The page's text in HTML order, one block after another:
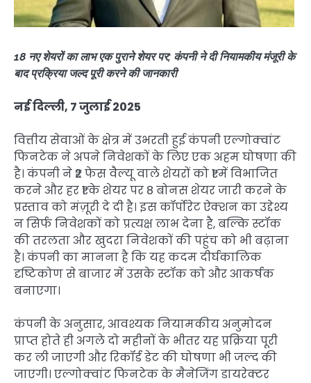
18 नए शेयरों का लाभ एक पुराने शेयर पर; कंपनी ने दी नियामकीय मंजूरी के
बाद प्रक्रिया जल्द पूरी करने की जानकारी
नई दिल्ली, 7 जुलाई 2025
वित्तीय सेवाओं के क्षेत्र में उभरती हुई कंपनी एल्गोक्वांट
फिनटेक ने अपने निवेशकों के लिए एक अहम घोषणा की
है। कंपनी ने ₹2 फेस वैल्यू वाले शेयरों को ₹1 में विभाजित
करने और हर ₹1 के शेयर पर 8 बोनस शेयर जारी करने के
प्रस्ताव को मंज़ूरी दे दी है। इस कॉर्पोरेट ऐक्शन का उद्देश्य
न सिर्फ निवेशकों को प्रत्यक्ष लाभ देना है, बल्कि स्टॉक
की तरलता और खुदरा निवेशकों की पहुंच को भी बढ़ाना
है। कंपनी का मानना है कि यह कदम दीर्घकालिक
दृष्टिकोण से बाजार में उसके स्टॉक को और आकर्षक
बनाएगा।
कंपनी के अनुसार, आवश्यक नियामकीय अनुमोदन
प्राप्त होते ही अगले दो महीनों के भीतर यह प्रक्रिया पूरी
कर ली जाएगी और रिकॉर्ड डेट की घोषणा भी जल्द की
जाएगी। एल्गोक्वांट फिनटेक के मैनेजिंग डायरेक्टर